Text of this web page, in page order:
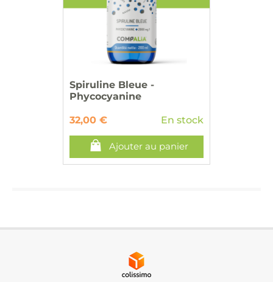
Spiruline Bleue -
Phycocyanine
32,00 € En stock
Ajouter au panier